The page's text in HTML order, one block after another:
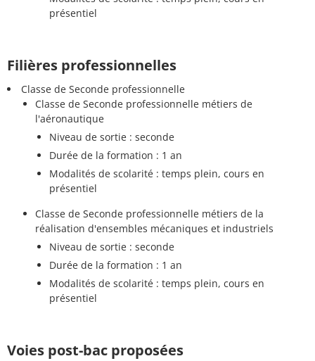
présentiel
Filières professionnelles
Classe de Seconde professionnelle
Classe de Seconde professionnelle métiers de
l'aéronautique
Niveau de sortie : seconde
Durée de la formation : 1 an
Modalités de scolarité : temps plein, cours en
présentiel
Classe de Seconde professionnelle métiers de la
réalisation d'ensembles mécaniques et industriels
Niveau de sortie : seconde
Durée de la formation : 1 an
Modalités de scolarité : temps plein, cours en
présentiel
Voies post-bac proposées